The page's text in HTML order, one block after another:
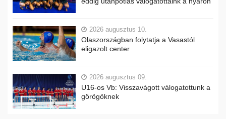
2026 augusztus 10.
Olaszországban folytatja a Vasastól
eligazolt center
2026 augusztus 09.
U16-os Vb: Visszavágott válogatottunk a
görögöknek